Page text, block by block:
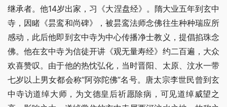
继承者。他14岁出家，习《大涅盘经》。隋大业五年到玄中
寺，因睹《昙鸾和尚碑》，被昙鸾法师念佛往生种种瑞应所
感动，此后他即到玄中寺为中心传播净士教义，提倡掐珠念
佛。他在玄中寺为信徒开讲《观无量寿经》约二百遍，大众
欢喜赞叹。由于他的热忱弘化，当时晋阳、太原、汶水一带
七岁以上男女都会称“阿弥陀佛”名号。唐太宗李世民曾到玄
中寺访道绰大师，为文德皇后祈愿除病，可见道绰威望之